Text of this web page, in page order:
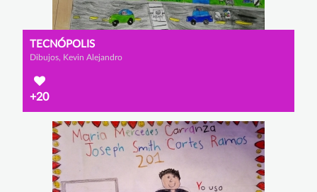
TECNÓPOLIS
Dibujos, Kevin Alejandro
+20